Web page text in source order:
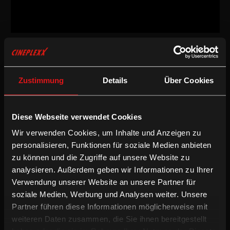
Zustimmung Details Über Cookies
Diese Webseite verwendet Cookies
Wir verwenden Cookies, um Inhalte und Anzeigen zu
personalisieren, Funktionen für soziale Medien anbieten
zu können und die Zugriffe auf unsere Website zu
analysieren. Außerdem geben wir Informationen zu Ihrer
Verwendung unserer Website an unsere Partner für
soziale Medien, Werbung und Analysen weiter. Unsere
Partner führen diese Informationen möglicherweise mit
weiteren Daten zusammen, die Sie ihnen bereitgestellt
Drama /2022
IT
Regie:Mario Martone
Besetzung:Pierfrancesco Favino, Francesco Di Leva, Tommaso
Ragno, Aurora Quattrocchi, Sofia Essaïdi, Nello Mascia
Inkludierte Sprachfassungen:
Italienische OV mit deUT
Italienische OV mit enUT
Deutsche UT/Drama/Englische UT/International